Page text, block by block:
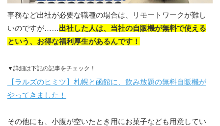
事務など出社が必要な職種の場合は、リモートワークが難し
いのですが……出社した人は、当社の自販機が無料で使える
という、お得な福利厚生があるんです！
▼詳細は下記の記事をチェック！
【ラルズのヒミツ】札幌と函館に、飲み放題の無料自販機が
やってきました！
その他にも、小腹が空いたとき用にお菓子なども用意してい